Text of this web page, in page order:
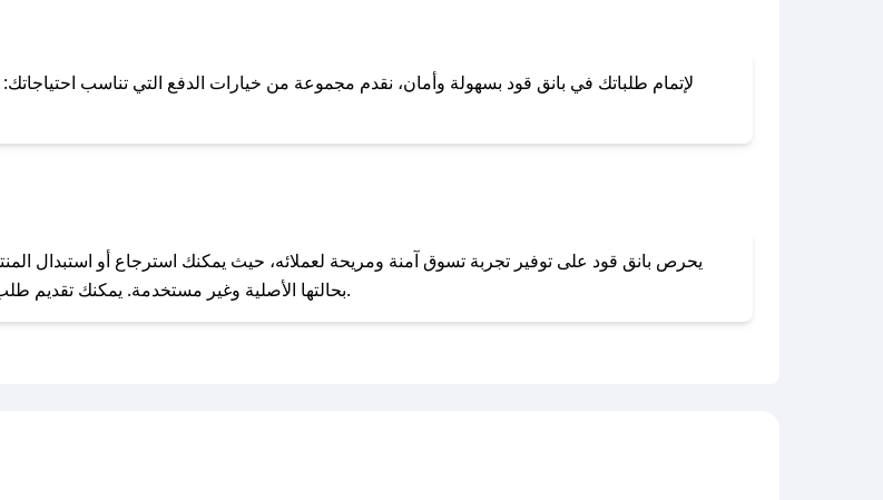
لإتمام طلباتك في بانق قود بسهولة وأمان، نقدم مجموعة من خيارات الدفع التي تناسب احتياجاتك:
بحالتها الأصلية وغير مستخدمة. يمكنك تقديم طلب الإرجاع بسهولة عبر موقعنا الإلكتروني أو من خلال خدمة العملاء.